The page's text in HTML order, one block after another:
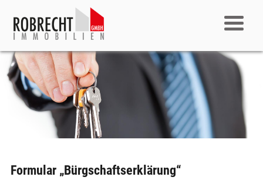
Formular „Bürgschaftserklärung“